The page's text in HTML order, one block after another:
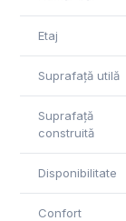
Etaj
Suprafață utilă
Suprafață
construită
Disponibilitate
Confort